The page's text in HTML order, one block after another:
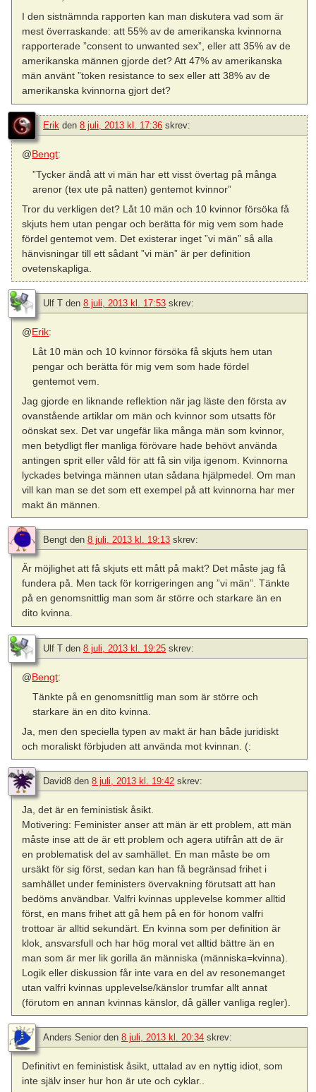
I den sistnämnda rapporten kan man diskutera vad som är
mest överraskande: att 55% av de amerikanska kvinnorna
rapporterade ”consent to unwanted sex”, eller att 35% av de
amerikanska männen gjorde det? Att 47% av amerikanska
män använt ”token resistance to sex eller att 38% av de
amerikanska kvinnorna gjort det?
Erik den 8 juli, 2013 kl. 17:36 skrev:
@Bengt:
”Tycker ändå att vi män har ett visst övertag på många
arenor (tex ute på natten) gentemot kvinnor”
Tror du verkligen det? Låt 10 män och 10 kvinnor försöka få
skjuts hem utan pengar och berätta för mig vem som hade
fördel gentemot vem. Det existerar inget ”vi män” så alla
hänvisningar till ett sådant ”vi män” är per definition
ovetenskapliga.
Ulf T den 8 juli, 2013 kl. 17:53 skrev:
@Erik:
Låt 10 män och 10 kvinnor försöka få skjuts hem utan
pengar och berätta för mig vem som hade fördel
gentemot vem.
Jag gjorde en liknande reflektion när jag läste den första av
ovanstående artiklar om män och kvinnor som utsatts för
oönskat sex. Det var ungefär lika många män som kvinnor,
men betydligt fler manliga förövare hade behövt använda
antingen sprit eller våld för att få sin vilja igenom. Kvinnorna
lyckades betvinga männen utan sådana hjälpmedel. Om man
vill kan man se det som ett exempel på att kvinnorna har mer
makt än männen.
Bengt den 8 juli, 2013 kl. 19:13 skrev:
Är möjlighet att få skjuts ett mått på makt? Det måste jag få
fundera på. Men tack för korrigeringen ang ”vi män”. Tänkte
på en genomsnittlig man som är större och starkare än en
dito kvinna.
Ulf T den 8 juli, 2013 kl. 19:25 skrev:
@Bengt:
Tänkte på en genomsnittlig man som är större och
starkare än en dito kvinna.
Ja, men den speciella typen av makt är han både juridiskt
och moraliskt förbjuden att använda mot kvinnan. (:
David8 den 8 juli, 2013 kl. 19:42 skrev:
Ja, det är en feministisk åsikt.
Motivering: Feminister anser att män är ett problem, att män
måste inse att de är ett problem och agera utifrån att de är
en problematisk del av samhället. En man måste be om
ursäkt för sig först, sedan kan han få begränsad frihet i
samhället under feministers övervakning förutsatt att han
bedöms användbar. Valfri kvinnas upplevelse kommer alltid
först, en mans frihet att gå hem på en för honom valfri
trottoar är alltid sekundärt. En kvinna som per definition är
klok, ansvarsfull och har hög moral vet alltid bättre än en
man som är mer lik gorilla än människa (människa=kvinna).
Logik eller diskussion får inte vara en del av resonemanget
utan valfri kvinnas upplevelse/känslor trumfar allt annat
(förutom en annan kvinnas känslor, då gäller vanliga regler).
Anders Senior den 8 juli, 2013 kl. 20:34 skrev:
Definitivt en feministisk åsikt, uttalad av en nyttig idiot, som
inte själv inser hur hon är ute och cyklar..